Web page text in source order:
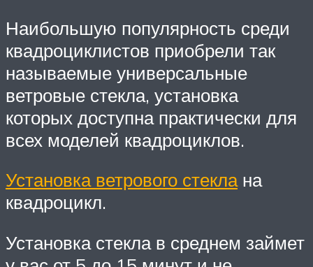
Наибольшую популярность среди
квадроциклистов приобрели так
называемые универсальные
ветровые стекла, установка
которых доступна практически для
всех моделей квадроциклов.
Установка ветрового стеклана
квадроцикл.
Установка стекла в среднем займет